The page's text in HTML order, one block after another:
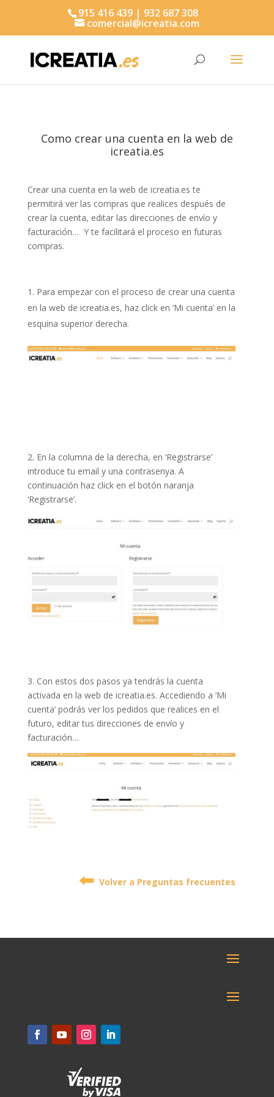
915 416 439 | 932 687 308
comercial@icreatia.com
Como crear una cuenta en la web de
icreatia.es
Crear una cuenta en la web de icreatia.es te
permitirá ver las compras que realices después de
crear la cuenta, editar las direcciones de envío y
facturación… Y te facilitará el proceso en futuras
compras.
Para empezar con el proceso de crear una cuenta
en la web de icreatia.es, haz click en ‘Mi cuenta’ en la
esquina superior derecha.
2. En la columna de la derecha, en ‘Registrarse’
introduce tu email y una contrasenya. A
continuación haz click en el botón naranja
‘Registrarse’.
3. Con estos dos pasos ya tendrás la cuenta
activada en la web de icreatia.es. Accediendo a ‘Mi
cuenta’ podrás ver los pedidos que realices en el
futuro, editar tus direcciones de envío y
facturación…
Volver a Preguntas frecuentes